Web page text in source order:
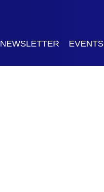
NEWSLETTER EVENTS